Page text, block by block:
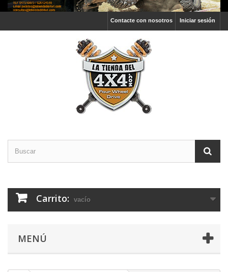
Iniciar sesión
Contacte con nosotros
Carrito: vacío
MENÚ